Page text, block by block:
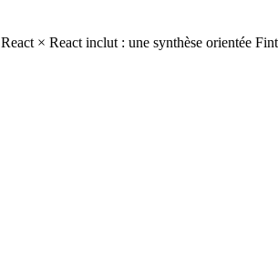
× React inclut : une synthèse orientée